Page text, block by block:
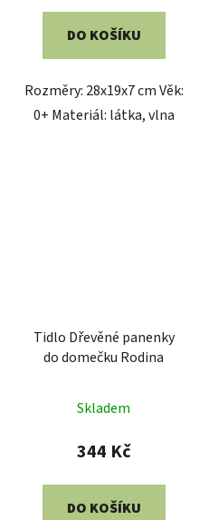
DO KOŠÍKU
Rozměry: 28x19x7 cm Věk:
0+ Materiál: látka, vlna
Tidlo Dřevěné panenky
do domečku Rodina
Skladem
344 Kč
DO KOŠÍKU